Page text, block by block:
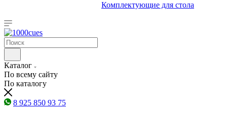
Комплектующие для стола
Каталог
По всему сайту
По каталогу
8 925 850 93 75